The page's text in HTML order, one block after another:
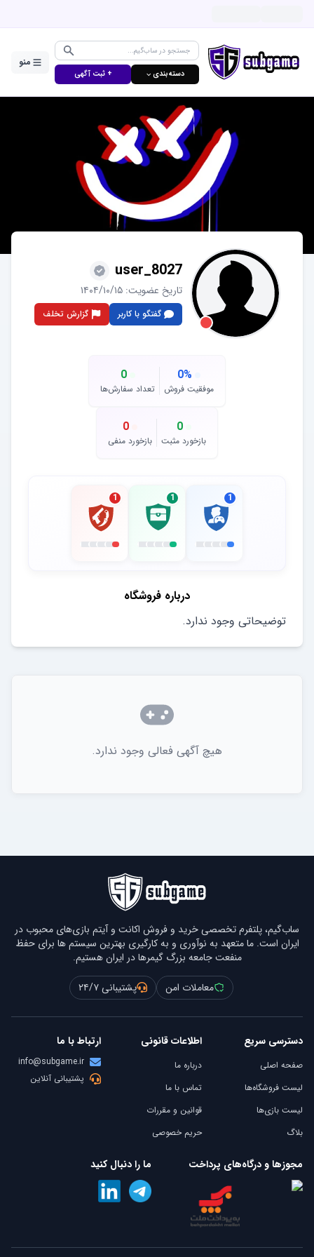
دسته‌بندی ⌵ + ثبت آگهی
منو
user_8027
تاریخ عضویت:۱۴۰۴/۱۰/۱۵
گفتگو با کاربر گزارش تخلف
0%
موفقیت فروش
0
تعداد سفارش‌ها
0
بازخورد مثبت
0
بازخورد منفی
1
1
1
درباره فروشگاه
توضیحاتی وجود ندارد.
هیچ آگهی فعالی وجود ندارد.
ساب‌گیم، پلتفرم تخصصی خرید و فروش اکانت و آیتم بازی‌های محبوب در
ایران است. ما متعهد به نوآوری و به کارگیری بهترین سیستم ها برای حفظ
منفعت جامعه بزرگ گیمرها در ایران هستیم.
معاملات امن
پشتیبانی ۲۴/۷
دسترسی سریع
صفحه اصلی
لیست فروشگاه‌ها
لیست بازی‌ها
بلاگ
اطلاعات قانونی
درباره ما
تماس با ما
قوانین و مقررات
حریم خصوصی
ارتباط با ما
info@subgame.ir
پشتیبانی آنلاین
مجوزها و درگاه‌های پرداخت ما را دنبال کنید